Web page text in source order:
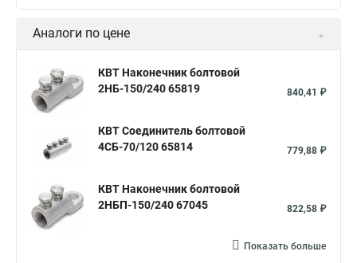
Аналоги по цене
КВТ Наконечник болтовой
2НБ-150/240 65819
840,41 ₽
КВТ Соединитель болтовой
4СБ-70/120 65814
779,88 ₽
КВТ Наконечник болтовой
2НБП-150/240 67045
822,58 ₽
Показать больше